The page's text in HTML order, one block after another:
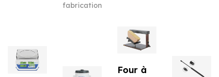
fabrication
Four à